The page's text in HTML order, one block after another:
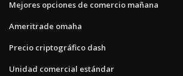
Mejores opciones de comercio mañana
Ameritrade omaha
Precio criptográfico dash
Unidad comercial estándar